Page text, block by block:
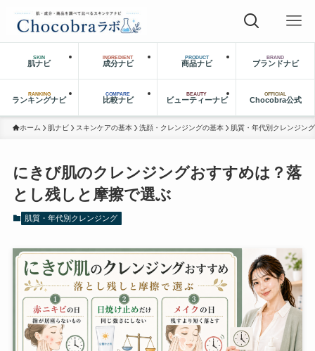
SKIN
肌ナビ
INGREDIENT
成分ナビ
PRODUCT
商品ナビ
BRAND
ブランドナビ
RANKING
ランキングナビ
COMPARE
比較ナビ
BEAUTY
ビューティーナビ
OFFICIAL
Chocobra公式
ホーム 肌ナビ スキンケアの基本 洗顔・クレンジングの基本 肌質・年代別クレンジング
にきび肌のクレンジングおすすめは？落
とし残しと摩擦で選ぶ
肌質・年代別クレンジング